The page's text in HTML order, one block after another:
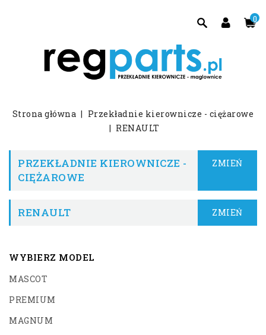
0
Strona główna
Przekładnie kierownicze - ciężarowe
RENAULT
PRZEKŁADNIE KIEROWNICZE -
CIĘŻAROWE
ZMIEŃ
RENAULT ZMIEŃ
WYBIERZ MODEL
MASCOT
PREMIUM
MAGNUM